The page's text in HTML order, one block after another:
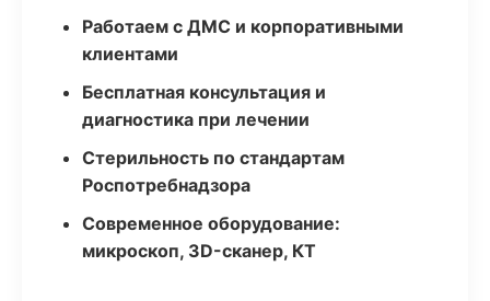
Работаем с ДМС и корпоративными
клиентами
Бесплатная консультация и
диагностика при лечении
Стерильность по стандартам
Роспотребнадзора
Современное оборудование:
микроскоп, 3D-сканер, КТ